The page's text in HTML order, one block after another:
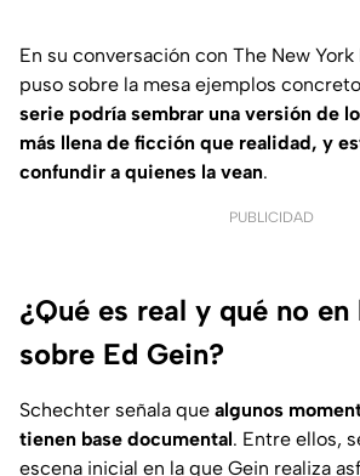
En su conversación con The New York
puso sobre la mesa ejemplos
serie podría sembrar una versión de
más llena de ficción que realidad, y
confundir a quienes la vean.
PUBLICIDAD
¿Qué es real y qué no en
sobre Ed Gein?
Schechter señala que algunos
tienen base documental. Entre ellos,
escena inicial en la que Gein realiza